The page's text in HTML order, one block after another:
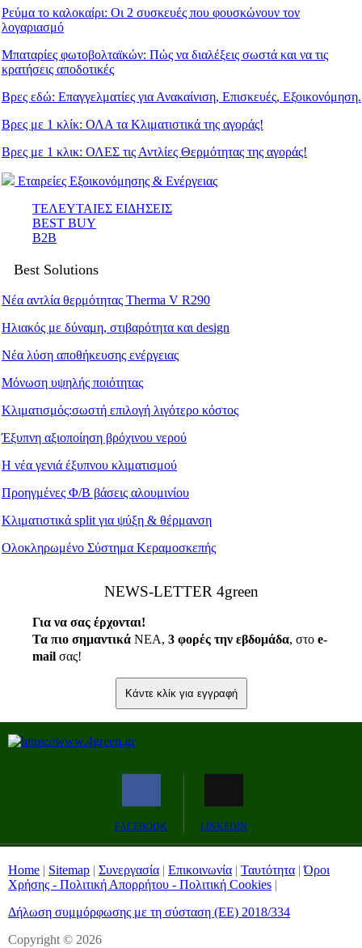
Ρεύμα το καλοκαίρι: Οι 2 συσκευές που φουσκώνουν τον
λογαριασμό
Μπαταρίες φωτοβολταϊκών: Πώς να διαλέξεις σωστά και να τις
κρατήσεις αποδοτικές
Βρες εδώ: Eπαγγελματίες για Ανακαίνιση, Επισκευές, Εξοικονόμηση.
Βρες με 1 κλίκ: ΟΛΑ τα Κλιματιστικά της αγοράς!
Βρες με 1 κλικ: ΟΛΕΣ τις Αντλίες Θερμότητας της αγοράς!
Εταιρείες Εξοικονόμησης & Ενέργειας
ΤΕΛΕΥΤΑΙΕΣ ΕΙΔΗΣΕΙΣ
BEST BUY
B2B
Best Solutions
Νέα αντλία θερμότητας Therma V R290
Ηλιακός με δύναμη, στιβαρότητα και design
Νέα λύση αποθήκευσης ενέργειας
Μόνωση υψηλής ποιότητας
Κλιματισμός:σωστή επιλογή λιγότερο κόστος
Έξυπνη αξιοποίηση βρόχινου νερού
Η νέα γενιά έξυπνου κλιματισμού
Προηγμένες Φ/Β βάσεις αλουμινίου
Κλιματιστικά split για ψύξη & θέρμανση
Ολοκληρωμένο Σύστημα Κεραμοσκεπής
ΝEWS-LETTER 4green
Για να σας έρχονται!
Τα πιο σημαντικά ΝΕΑ, 3 φορές την εβδομάδα, στο e-
mail σας!
Κάντε κλίκ για εγγραφή
FACEBOOK LINKEDIN
Home | Sitemap | Συνεργασία | Επικοινωνία | Ταυτότητα |Όροι
Χρήσης - Πολιτική Απορρήτου - Πολιτική Cookies |
Δήλωση συμμόρφωσης με τη σύσταση (ΕΕ) 2018/334
Copyright © 2026